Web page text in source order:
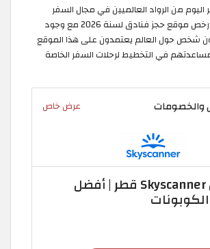
من الرواد العالميين في مجال السفر
وانضم إلى قائمة ارخص موقع حجز فنادق لسنة 2026 مع وجود
100 مليون شخص حول العالم يعتمدون على هذا الموقع
في التخطيط لرحلات السفر الخاصة
والخصومات عرض خاص
حجز طيران Skyscanner قطر | أفضل